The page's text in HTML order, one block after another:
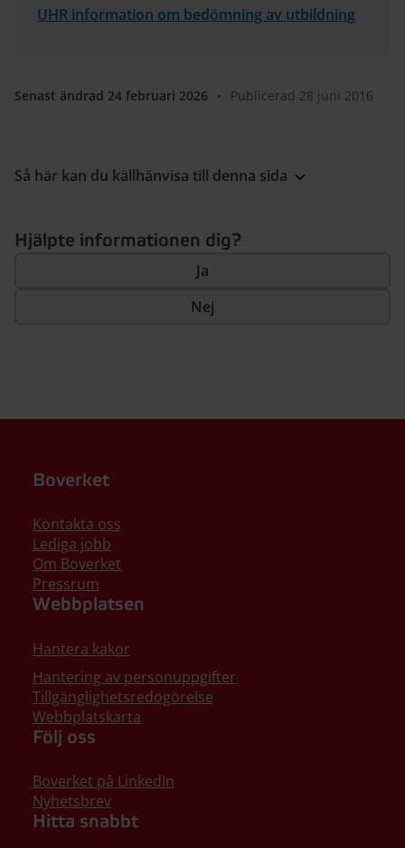
UHR information om bedömning av utbildning
Senast ändrad 24 februari 2026 • Publicerad 28 juni 2016
Så här kan du källhänvisa till denna sida
Hjälpte informationen dig?
Ja
Nej
Boverket
Kontakta oss
Lediga jobb
Om Boverket
Pressrum
Webbplatsen
Hantera kakor
Hantering av personuppgifter
Tillgänglighetsredogörelse
Webbplatskarta
Följ oss
Boverket på LinkedIn
Nyhetsbrev
Hitta snabbt